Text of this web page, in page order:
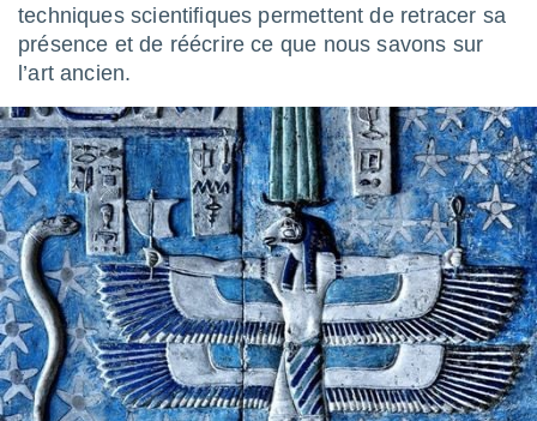
Vous
en
:
les
et
des
par le
ACCEPTER
ET
CONTINUER
techniques scientifiques permettent de retracer sa
présence et de réécrire ce que nous savons sur
l’art ancien.